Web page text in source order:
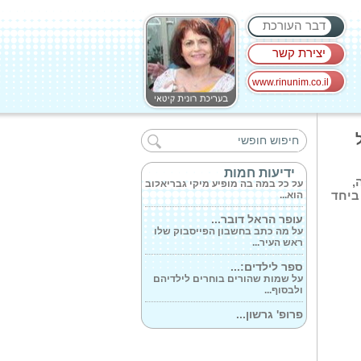
דבר העורכת
יצירת קשר
www.rinunim.co.il
ידיעות חמות
ט'ו באב: האם...
על כך מסביר ד'ר חוסיין סלימאן,
מומחה בקרדיולוגיה...
המוזיקאי מיקי...
על כל במה בה מופיע מיקי גבריאלוב
הוא...
עופר הראל דובר...
על מה כתב בחשבון הפייסבוק שלו
ראש העיר...
ספר לילדים:...
על שמות שהורים בוחרים לילדיהם
ולבסוף...
פרופ' גרשון...
עם שובם ממדריד נפגשו תמנה
ופרופ' גרשון...
ביחד